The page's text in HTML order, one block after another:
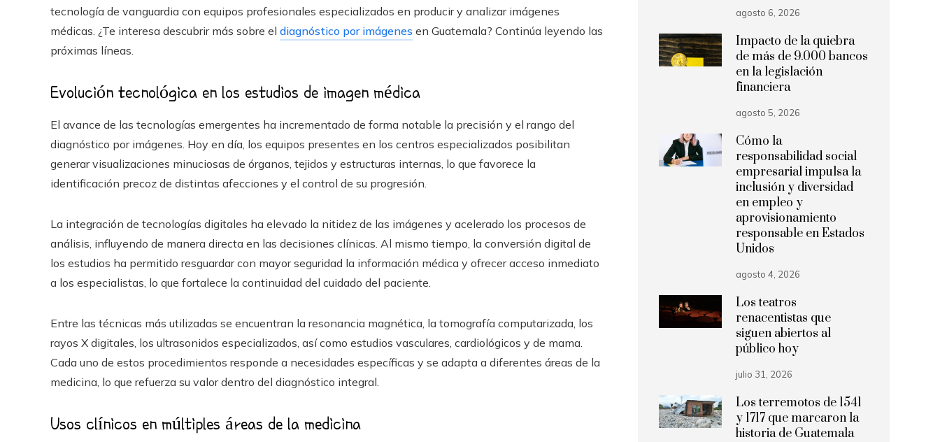
tecnología de vanguardia con equipos profesionales especializados en producir y analizar imágenes
médicas. ¿Te interesa descubrir más sobre el diagnóstico por imágenes en Guatemala? Continúa leyendo las
próximas líneas.
Evolución tecnológica en los estudios de imagen médica
El avance de las tecnologías emergentes ha incrementado de forma notable la precisión y el rango del
diagnóstico por imágenes. Hoy en día, los equipos presentes en los centros especializados posibilitan
generar visualizaciones minuciosas de órganos, tejidos y estructuras internas, lo que favorece la
identificación precoz de distintas afecciones y el control de su progresión.
La integración de tecnologías digitales ha elevado la nitidez de las imágenes y acelerado los procesos de
análisis, influyendo de manera directa en las decisiones clínicas. Al mismo tiempo, la conversión digital de
los estudios ha permitido resguardar con mayor seguridad la información médica y ofrecer acceso inmediato
a los especialistas, lo que fortalece la continuidad del cuidado del paciente.
Entre las técnicas más utilizadas se encuentran la resonancia magnética, la tomografía computarizada, los
rayos X digitales, los ultrasonidos especializados, así como estudios vasculares, cardiológicos y de mama.
Cada uno de estos procedimientos responde a necesidades específicas y se adapta a diferentes áreas de la
medicina, lo que refuerza su valor dentro del diagnóstico integral.
Usos clínicos en múltiples áreas de la medicina
agosto 6, 2026
Impacto de la quiebra
de más de 9.000 bancos
en la legislación
financiera
agosto 5, 2026
Cómo la
responsabilidad social
empresarial impulsa la
inclusión y diversidad
en empleo y
aprovisionamiento
responsable en Estados
Unidos
agosto 4, 2026
Los teatros
renacentistas que
siguen abiertos al
público hoy
julio 31, 2026
Los terremotos de 1541
y 1717 que marcaron la
historia de Guatemala